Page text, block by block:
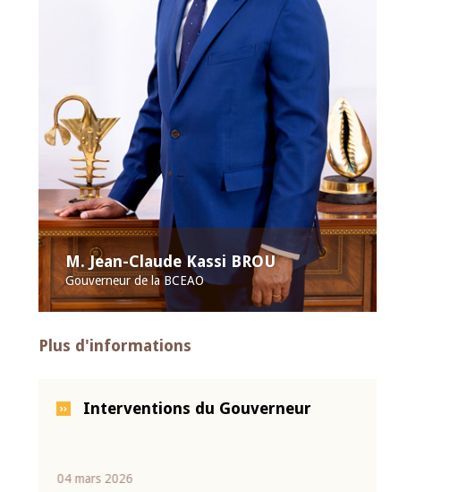
M. Jean-Claude Kassi BROU
Gouverneur de la BCEAO
Plus d'informations
Interventions du Gouverneur
04 mars 2026